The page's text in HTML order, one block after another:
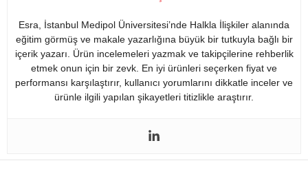
Esra, İstanbul Medipol Üniversitesi’nde Halkla İlişkiler alanında
eğitim görmüş ve makale yazarlığına büyük bir tutkuyla bağlı bir
içerik yazarı. Ürün incelemeleri yazmak ve takipçilerine rehberlik
etmek onun için bir zevk. En iyi ürünleri seçerken fiyat ve
performansı karşılaştırır, kullanıcı yorumlarını dikkatle inceler ve
ürünle ilgili yapılan şikayetleri titizlikle araştırır.